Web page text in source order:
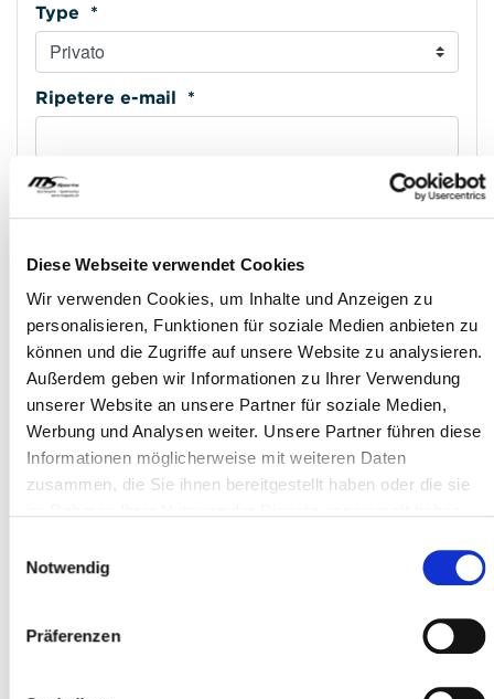
Diese Webseite verwendet Cookies
Wir verwenden Cookies, um Inhalte und Anzeigen zu
personalisieren, Funktionen für soziale Medien anbieten zu
können und die Zugriffe auf unsere Website zu analysieren.
Außerdem geben wir Informationen zu Ihrer Verwendung
unserer Website an unsere Partner für soziale Medien,
Werbung und Analysen weiter. Unsere Partner führen diese
Informationen möglicherweise mit weiteren Daten
zusammen, die Sie ihnen bereitgestellt haben oder die sie
Notwendig
Präferenzen
Type *
Ripetere e-mail *
Type *
Indirizzo riga 1 *
CAP *
Partecipante